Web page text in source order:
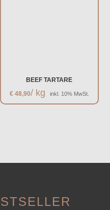
BEEF TARTARE
€48,90/ kg inkl. 10% MwSt.